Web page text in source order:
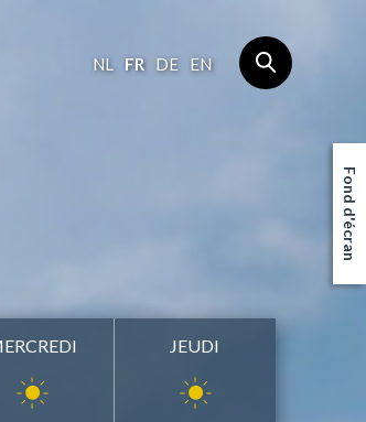
NL FR DE EN
JEUDI
Fond d'écran